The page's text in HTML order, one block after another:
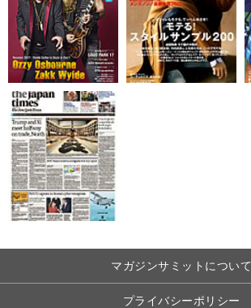
マガジンサミットについて
プライバシーポリシー